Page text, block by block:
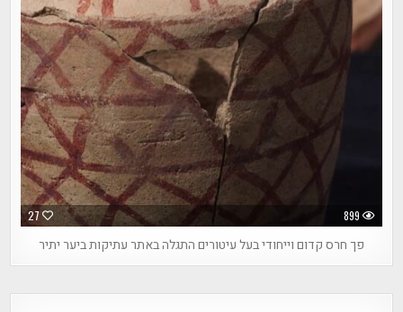
27 899
פך חרס קדום וייחודי בעל עיטורים התגלה באתר עתיקות ביער יתיר